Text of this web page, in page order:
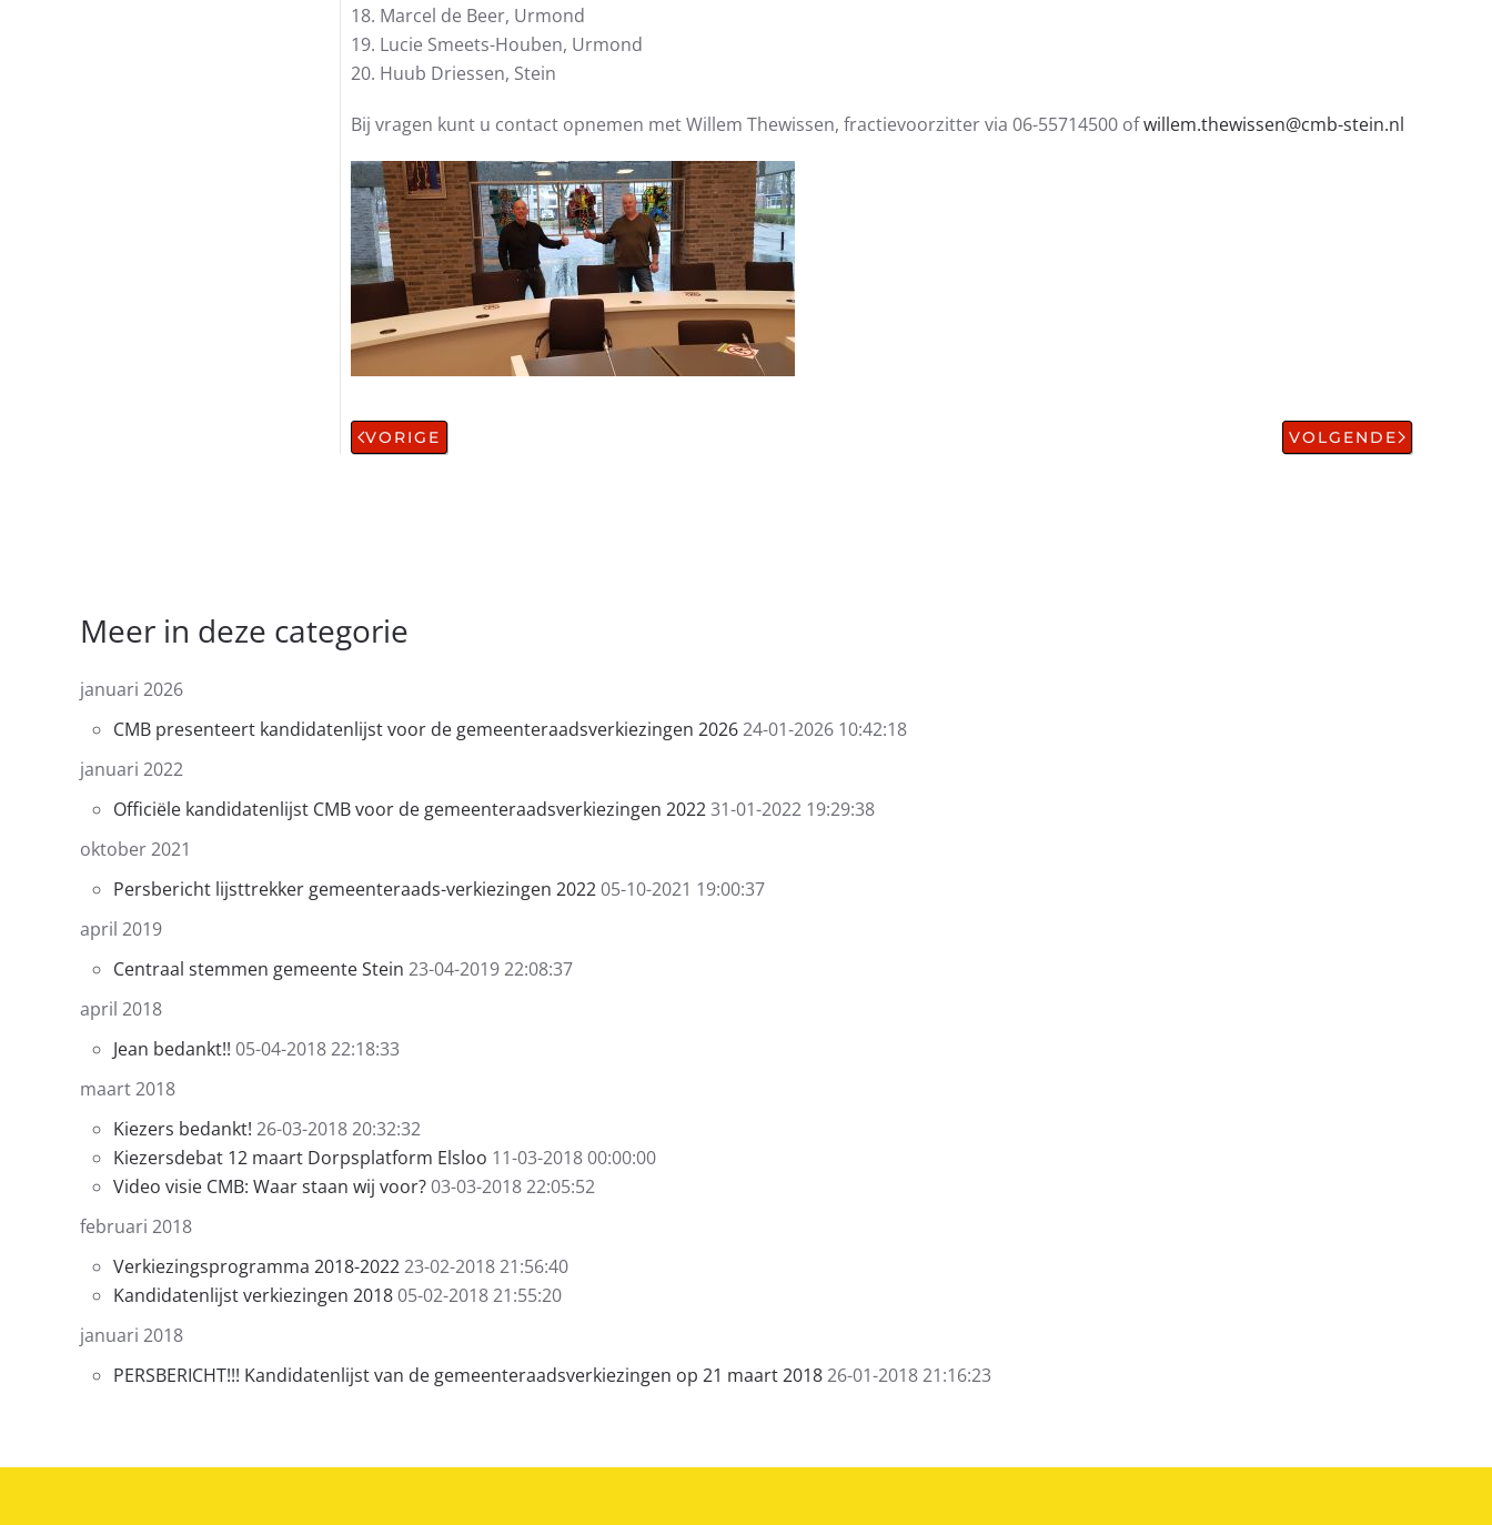
18. Marcel de Beer, Urmond
19. Lucie Smeets-Houben, Urmond
20. Huub Driessen, Stein
Bij vragen kunt u contact opnemen met Willem Thewissen, fractievoorzitter via 06-55714500 ofwillem.thewissen@cmb-stein.nl
VORIGE VOLGENDE
Meer in deze categorie
januari 2026
​​CMB presenteert kandidatenlijst voor de gemeente­raads­verkiezingen 202624-01-2026 10:42:18
januari 2022
Officiële kandidatenlijst CMB voor de gemeenteraadsverkiezingen 202231-01-2022 19:29:38
oktober 2021
Persbericht lijsttrekker gemeenteraads-verkiezingen 202205-10-2021 19:00:37
april 2019
Centraal stemmen gemeente Stein 23-04-2019 22:08:37
april 2018
Jean bedankt!! 05-04-2018 22:18:33
maart 2018
Kiezers bedankt! 26-03-2018 20:32:32
Kiezersdebat 12 maart Dorpsplatform Elsloo 11-03-2018 00:00:00
Video visie CMB: Waar staan wij voor?03-03-2018 22:05:52
februari 2018
Verkiezingsprogramma 2018-202223-02-2018 21:56:40
Kandidatenlijst verkiezingen 201805-02-2018 21:55:20
januari 2018
PERSBERICHT!!! Kandidatenlijst van de gemeenteraadsverkiezingen op 21 maart 201826-01-2018 21:16:23